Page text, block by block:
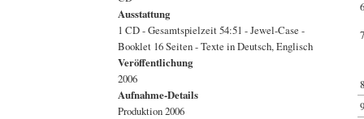
Ausstattung
1 CD - Gesamtspielzeit 54:51 - Jewel-Case -
Booklet 16 Seiten - Texte in Deutsch, Englisch
Veröffentlichung
2006
Aufnahme-Details
Produktion 2006
6
7
8
9